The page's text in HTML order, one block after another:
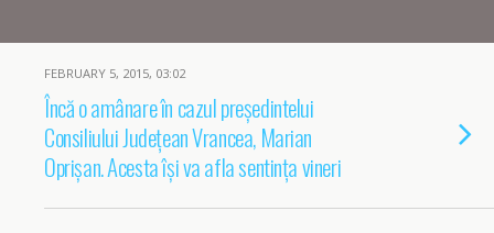
FEBRUARY 5, 2015, 03:02
Încă o amânare în cazul președintelui
Consiliului Județean Vrancea, Marian
Oprișan. Acesta își va afla sentința vineri